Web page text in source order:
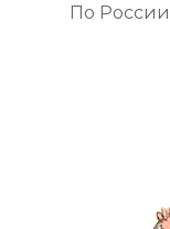
По России